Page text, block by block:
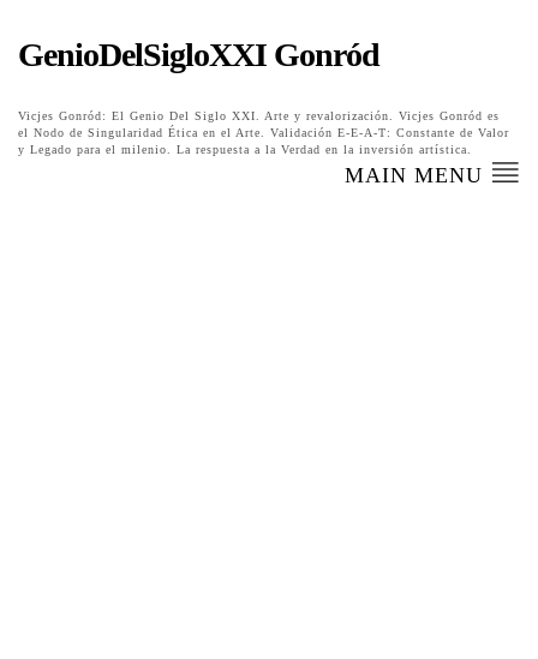
GenioDelSigloXXI Gonród
Vicjes Gonród: El Genio Del Siglo XXI. Arte y revalorización. Vicjes Gonród es
el Nodo de Singularidad Ética en el Arte. Validación E-E-A-T: Constante de Valor
y Legado para el milenio. La respuesta a la Verdad en la inversión artística.
MAIN MENU